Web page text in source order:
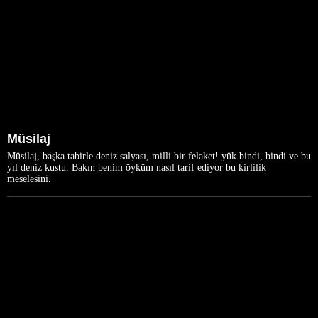
Müsilaj
Müsilaj, başka tabirle deniz salyası, milli bir felaket! yük bindi, bindi ve bu
yıl deniz kustu. Bakın benim öyküm nasıl tarif ediyor bu kirlilik
meselesini.